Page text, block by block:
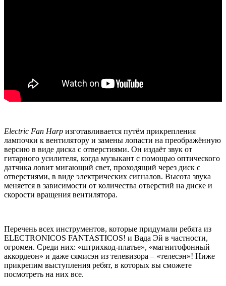
Electric Fan Harp изготавливается путём прикрепления
лампочки к вентилятору и замены лопасти на преображённую
версию в виде диска с отверстиями. Он издаёт звук от
гитарного усилителя, когда музыкант с помощью оптического
датчика ловит мигающий свет, проходящий через диск с
отверстиями, в виде электрических сигналов. Высота звука
меняется в зависимости от количества отверстий на диске и
скорости вращения вентилятора.
Перечень всех инструментов, которые придумали ребята из
ELECTRONICOS FANTASTICOS! и Вада Эй в частности,
огромен. Среди них: «штрихкод-платье», «магнитофонный
аккордеон» и даже сямисэн из телевизора – «телесэн»! Ниже
прикрепим выступления ребят, в которых вы сможете
посмотреть на них все.